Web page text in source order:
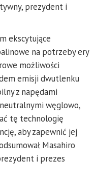
prezydent i
ekscytujące
na potrzeby ery
możliwości
emisji dwutlenku
z napędami
węglowo,
tę technologię
aby zapewnić jej
Masahiro
i prezes